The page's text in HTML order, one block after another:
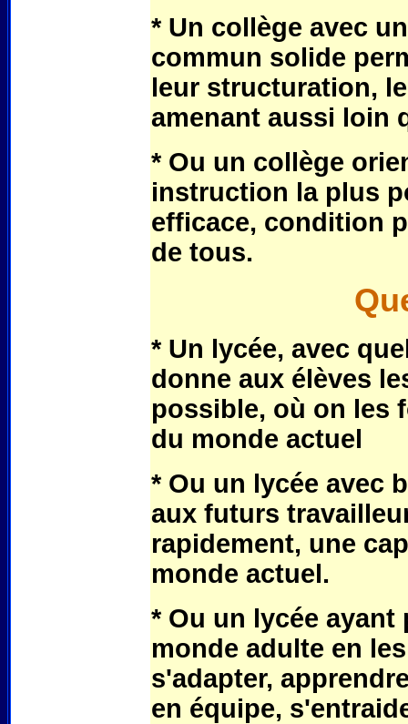
* Un collège avec
commun solide
leur structuration,
amenant aussi loin
* Ou un collège
instruction la plus
efficace, condition
de tous.
* Un lycée, avec
donne aux élèves
possible, où on les
du monde actuel
* Ou un lycée avec
aux futurs
rapidement, une
monde actuel.
* Ou un lycée
monde adulte en
s'adapter,
en équipe,